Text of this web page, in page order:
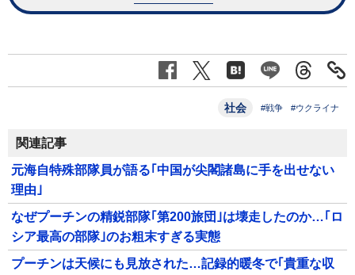
社会 #戦争 #ウクライナ
関連記事
元海自特殊部隊員が語る｢中国が尖閣諸島に手を出せない
理由｣
なぜプーチンの精鋭部隊｢第200旅団｣は壊走したのか…｢ロ
シア最高の部隊｣のお粗末すぎる実態
プーチンは天候にも見放された…記録的暖冬で｢貴重な収